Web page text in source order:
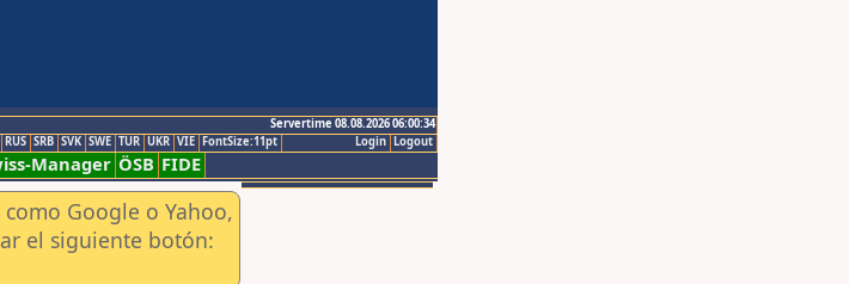
Servertime 08.08.2026 06:00:34
Logout
Login
RUS SRB SVK SWE TUR UKR VIE FontSize:11pt
Manager ÖSB FIDE
Google o Yahoo,
el siguiente botón: